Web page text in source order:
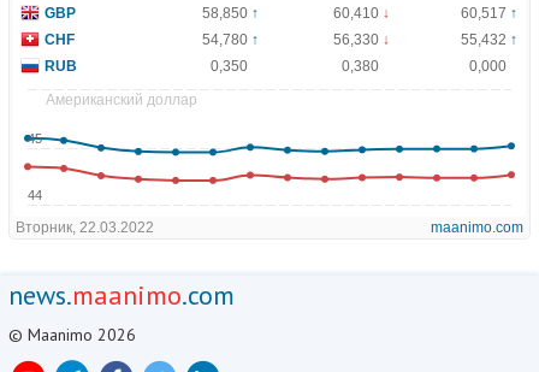
news.maanimo.com
© Maanimo 2026